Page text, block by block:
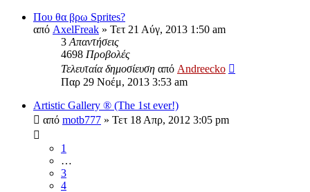
Που θα βρω Sprites?
από AxelFreak » Τετ 21 Αύγ, 2013 1:50 am
3 Απαντήσεις
4698 Προβολές
Τελευταία δημοσίευση από Andreecko
Παρ 29 Νοέμ, 2013 3:53 am
Artistic Gallery ® (The 1st ever!)
από motb777 » Τετ 18 Απρ, 2012 3:05 pm
1
…
3
4